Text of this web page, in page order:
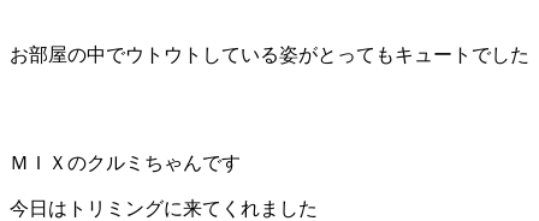
お部屋の中でウトウトしている姿がとってもキュートでした
ＭＩＸのクルミちゃんです
今日はトリミングに来てくれました